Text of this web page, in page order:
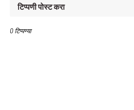
टिप्पणी पोस्ट करा
0 टिप्पण्या